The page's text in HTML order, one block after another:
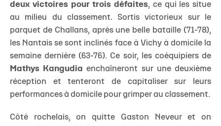
deux victoires pour trois défaites, ce qui les situe
au milieu du classement. Sortis victorieux sur le
parquet de Challans, après une belle bataille (71-78),
les Nantais se sont inclinés face à Vichy à domicile la
semaine dernière (63-76). Ce soir, les coéquipiers de
Mathys Kangudia enchaîneront sur une deuxième
réception et tenteront de capitaliser sur leurs
performances à domicile pour grimper au classement.
Côté rochelais, on quitte Gaston Neveur et on